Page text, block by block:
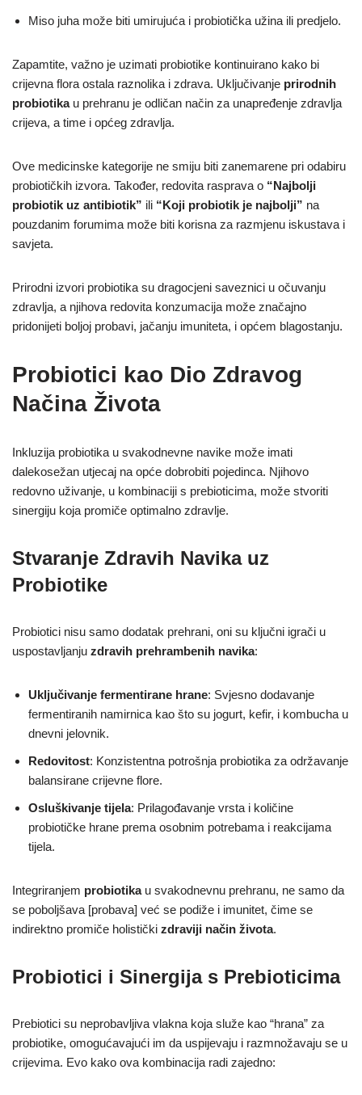
Miso juha može biti umirujuća i probiotička užina ili predjelo.
Zapamtite, važno je uzimati probiotike kontinuirano kako bi
crijevna flora ostala raznolika i zdrava. Uključivanje prirodnih
probiotikau prehranu je odličan način za unapređenje zdravlja
crijeva, a time i općeg zdravlja.
Ove medicinske kategorije ne smiju biti zanemarene pri odabiru
probiotičkih izvora. Također, redovita rasprava o “Najbolji
probiotik uz antibiotik” ili “Koji probiotik je najbolji” na
pouzdanim forumima može biti korisna za razmjenu iskustava i
savjeta.
Prirodni izvori probiotika su dragocjeni saveznici u očuvanju
zdravlja, a njihova redovita konzumacija može značajno
pridonijeti boljoj probavi, jačanju imuniteta, i općem blagostanju.
Probiotici kao Dio Zdravog
Načina Života
Inkluzija probiotika u svakodnevne navike može imati
dalekosežan utjecaj na opće dobrobiti pojedinca. Njihovo
redovno uživanje, u kombinaciji s prebioticima, može stvoriti
sinergiju koja promiče optimalno zdravlje.
Stvaranje Zdravih Navika uz
Probiotike
Probiotici nisu samo dodatak prehrani, oni su ključni igrači u
uspostavljanju zdravih prehrambenih navika:
Uključivanje fermentirane hrane: Svjesno dodavanje
fermentiranih namirnica kao što su jogurt, kefir, i kombucha u
dnevni jelovnik.
Redovitost: Konzistentna potrošnja probiotika za održavanje
balansirane crijevne flore.
Osluškivanje tijela: Prilagođavanje vrsta i količine
probiotičke hrane prema osobnim potrebama i reakcijama
tijela.
Integriranjem probiotikau svakodnevnu prehranu, ne samo da
se poboljšava [probava] već se podiže i imunitet, čime se
indirektno promiče holistički zdraviji način života.
Probiotici i Sinergija s Prebioticima
Prebiotici su neprobavljiva vlakna koja služe kao “hrana” za
probiotike, omogućavajući im da uspijevaju i razmnožavaju se u
crijevima. Evo kako ova kombinacija radi zajedno: